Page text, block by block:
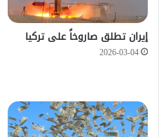
إيران تطلق صاروخاً على تركيا
2026-03-04